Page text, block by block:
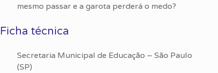
mesmo passar e a garota perderá o medo?
Ficha técnica
Secretaria Municipal de Educação – São Paulo
(SP)